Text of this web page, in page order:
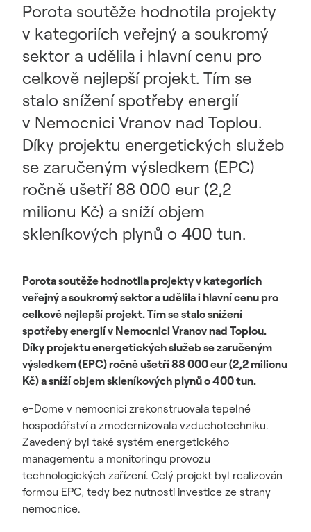
Porota soutěže hodnotila projekty
v kategoriích veřejný a soukromý
sektor a udělila i hlavní cenu pro
celkově nejlepší projekt. Tím se
stalo snížení spotřeby energií
v Nemocnici Vranov nad Toplou.
Díky projektu energetických služeb
se zaručeným výsledkem (EPC)
ročně ušetří 88 000 eur (2,2
milionu Kč) a sníží objem
skleníkových plynů o 400 tun.
Porota soutěže hodnotila projekty v kategoriích
veřejný a soukromý sektor a udělila i hlavní cenu pro
celkově nejlepší projekt. Tím se stalo snížení
spotřebyenergií v Nemocnici Vranov nad Toplou.
Díky projektu energetických služeb se zaručeným
výsledkem (EPC) ročně ušetří 88 000 eur (2,2 milionu
Kč) a sníží objem skleníkových plynů o 400 tun.
e-Dome v nemocnici zrekonstruovala tepelné
hospodářství a zmodernizovala vzduchotechniku.
Zavedený byl také systém energetického
managementu a monitoringu provozu
technologických zařízení. Celý projekt byl realizován
formou EPC, tedy bez nutnosti investice ze strany
nemocnice.